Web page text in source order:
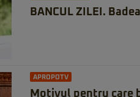
BANCUL ZILEI.
APROPOTV
Motivul pentru care